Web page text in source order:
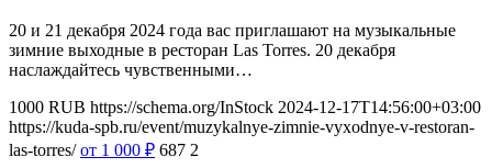
20 и 21 декабря 2024 года вас приглашают на музыкальные
зимние выходные в ресторан Las Torres. 20 декабря
наслаждайтесь чувственными…
1000 RUB https://schema.org/InStock 2024-12-17T14:56:00+03:00
https://kuda-spb.ru/event/muzykalnye-zimnie-vyxodnye-v-restoran-
las-torres/ от 1 000 ₽ 687 2